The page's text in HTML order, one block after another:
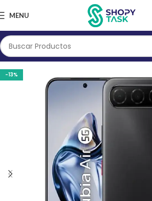
MENU
-13%